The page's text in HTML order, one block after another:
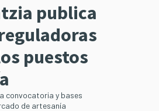
publica
puestos
convocatoria y bases
de artesanía